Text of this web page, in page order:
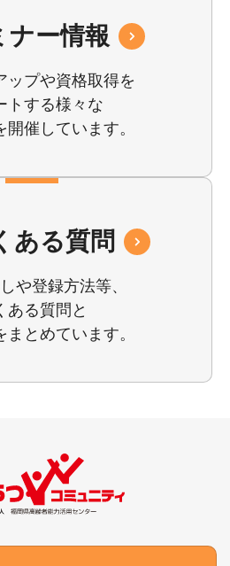
ナー情報
ップや資格取得を
トする様々な
開催しています。
ある質問
や登録⽅法等、
ある質問と
まとめています。